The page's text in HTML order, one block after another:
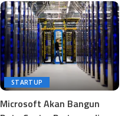
STARTUP
Microsoft Akan Bangun